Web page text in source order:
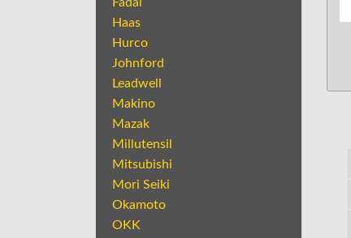
Haas
Hurco
Johnford
Leadwell
Makino
Mazak
Millutensil
Mitsubishi
Mori Seiki
Okamoto
OKK